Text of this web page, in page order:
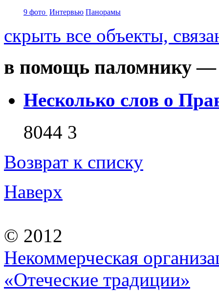
9 фото Интервью Панорамы
скрыть все объекты,
в помощь паломнику —
Несколько слов о
8044 3
Возврат к списку
Наверх
© 2012
Некоммерческая
«Отеческие традиции»